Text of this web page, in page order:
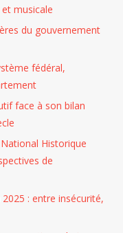
musicale
du gouvernement
fédéral,
face à son bilan
Historique
de
: entre insécurité,